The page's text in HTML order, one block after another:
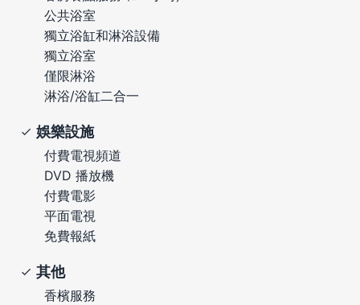
公共浴室
獨立浴缸和淋浴設備
獨立浴室
僅限淋浴
淋浴/浴缸二合一
娛樂設施
付費電視頻道
DVD 播放機
付費電影
平面電視
免費報紙
其他
香檳服務